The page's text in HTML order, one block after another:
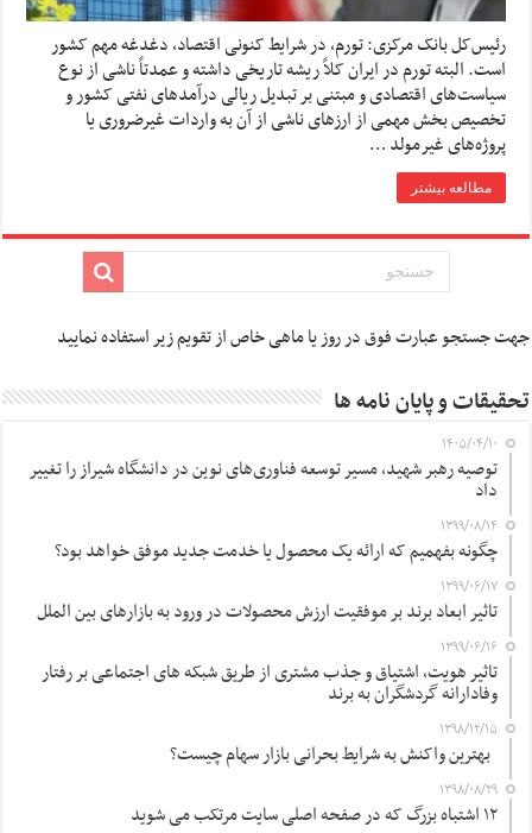
رئیس‌کل بانک مرکزی: تورم، در شرایط کنونی اقتصاد، دغدغه مهم کشور
است. البته تورم در ایران کلاً ریشه تاریخی داشته و عمدتاً ناشی از نوع
سیاست‌های اقتصادی و مبتنی بر تبدیل ریالی درآمدهای نفتی کشور و
تخصیص بخش مهمی از ارزهای ناشی از آن به واردات غیرضروری یا
پروژه‌های غیرمولد …
مطالعه بیشتر
جهت جستجو عبارت فوق در روز یا ماهی خاص از تقویم زیر استفاده نمایید
تحقیقات و پایان نامه ها
۱۴۰۵/۰۴/۱۰
توصیه رهبر شهید، مسیر توسعه فناوری‌های نوین در دانشگاه شیراز را تغییر
داد
۱۳۹۹/۰۸/۱۴
چگونه بفهمیم که ارائه یک محصول یا خدمت جدید موفق خواهد بود؟
۱۳۹۹/۰۶/۱۷
تاثیر ابعاد برند بر موفقیت ارزش محصولات در ورود به بازارهای بین الملل
۱۳۹۹/۰۶/۱۶
تاثیر هویت، اشتیاق و جذب مشتری از طریق شبکه های اجتماعی بر رفتار
وفادارانه گردشگران به برند
۱۳۹۸/۱۲/۱۵
بهترین واکنش به شرایط بحرانی بازار سهام چیست؟
۱۳۹۸/۰۸/۲۹
۱۲ اشتباه بزرگ که در صفحه اصلی سایت مرتکب می شوید